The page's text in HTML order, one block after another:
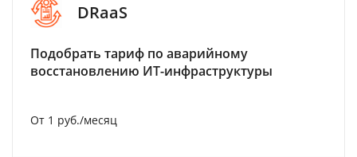
DRaaS
Подобрать тариф по аварийному
восстановлению ИТ-инфраструктуры
От 1 руб./месяц